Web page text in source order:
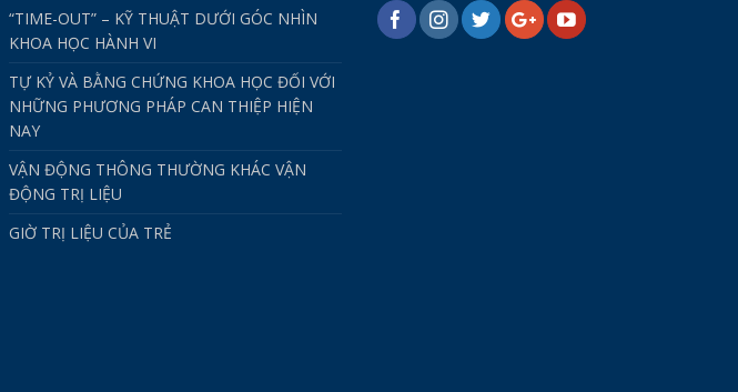
“TIME-OUT” – KỸ THUẬT DƯỚI GÓC NHÌN
KHOA HỌC HÀNH VI
TỰ KỶ VÀ BẰNG CHỨNG KHOA HỌC ĐỐI VỚI
NHỮNG PHƯƠNG PHÁP CAN THIỆP HIỆN
NAY
VẬN ĐỘNG THÔNG THƯỜNG KHÁC VẬN
ĐỘNG TRỊ LIỆU
GIỜ TRỊ LIỆU CỦA TRẺ